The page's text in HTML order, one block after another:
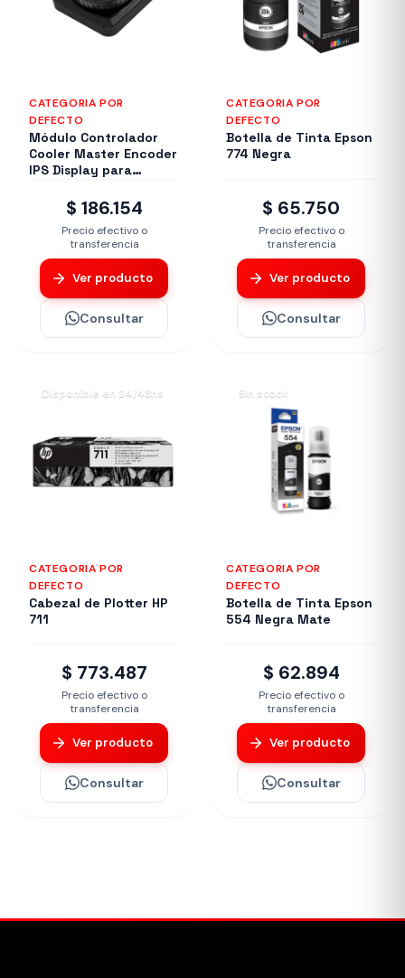
CATEGORIA POR
DEFECTO
Módulo Controlador
Cooler Master Encoder
IPS Display para
$ 186.154
Precio efectivo o
transferencia
Ver producto
Consultar
CATEGORIA POR
DEFECTO
Botella de Tinta Epson
774 Negra
$ 65.750
Precio efectivo o
transferencia
Ver producto
Consultar
Disponible en 24/48hs
CATEGORIA POR
DEFECTO
Cabezal de Plotter HP
711
$ 773.487
Precio efectivo o
transferencia
Ver producto
Consultar
Sin stock
CATEGORIA POR
DEFECTO
Botella de Tinta Epson
554 Negra Mate
$ 62.894
Precio efectivo o
transferencia
Ver producto
Consultar